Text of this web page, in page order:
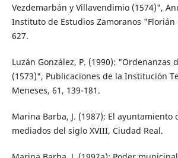
Vezdemarbán y Villavendimio (1574)",
Instituto de Estudios Zamoranos "Florián
627.
Luzán González, P. (1990): "Ordenanzas
(1573)", Publicaciones de la Institución
Meneses, 61, 139-181.
Marina Barba, J. (1987): El ayuntamiento
mediados del siglo XVIII, Ciudad Real.